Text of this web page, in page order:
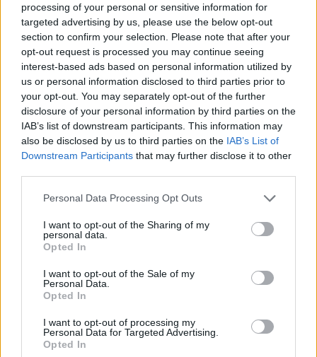
processing of your personal or sensitive information for
targeted advertising by us, please use the below opt-out
section to confirm your selection. Please note that after your
opt-out request is processed you may continue seeing
interest-based ads based on personal information utilized by
us or personal information disclosed to third parties prior to
your opt-out. You may separately opt-out of the further
disclosure of your personal information by third parties on the
IAB’s list of downstream participants. This information may
also be disclosed by us to third parties on the IAB’s List of
Downstream Participants that may further disclose it to other
Please note that this website/app uses one or more Google
not limited to your visit or usage behaviour. You may click to
grant or deny consent to Google and its third-party tags to
use your data for below specified purposes in below Google
consent section.
Personal Data Processing Opt Outs
I want to opt-out of the Sharing of my
personal data.
Opted In
I want to opt-out of the Sale of my
Personal Data.
Opted In
I want to opt-out of processing my
Personal Data for Targeted Advertising.
Opted In
Παραλία Πετάλη Εύβοια